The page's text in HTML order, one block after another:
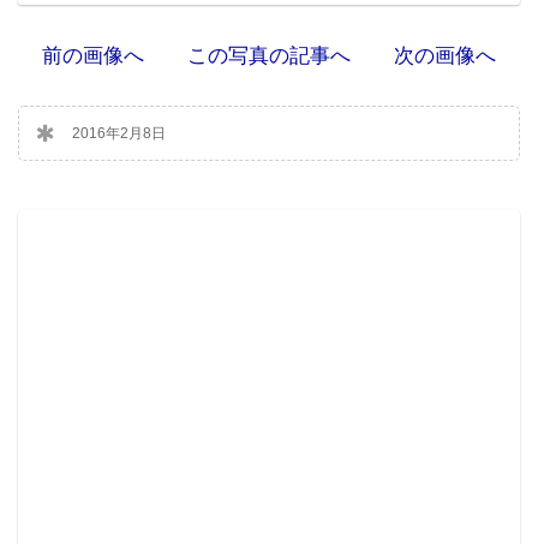
前の画像へ この写真の記事へ 次の画像へ
2016年2月8日